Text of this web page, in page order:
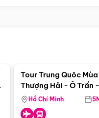
Tour Trung Quôc Mùa
Thượng Hải - Ô Trấn
(Tour Không
Hồ Chí Minh